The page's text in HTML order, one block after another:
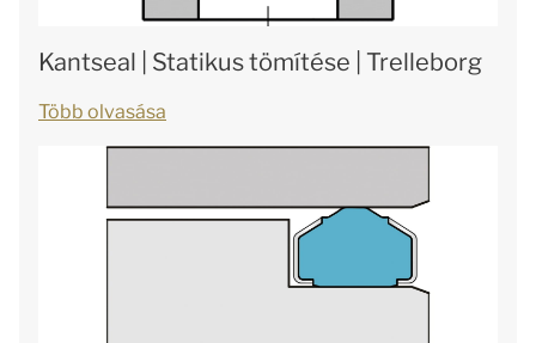
Kantseal | Statikus tömítése | Trelleborg
Több olvasása